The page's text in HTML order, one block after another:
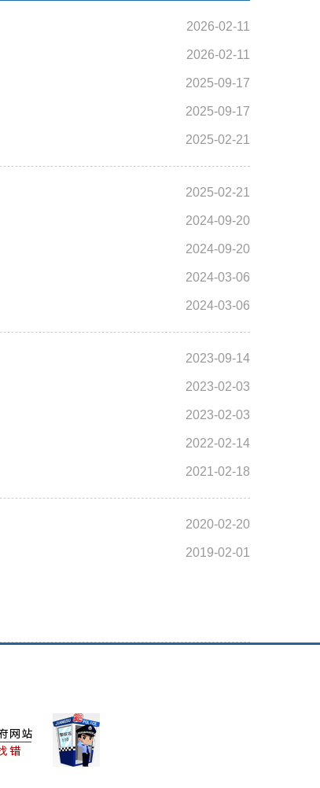
2026-02-11
2026-02-11
2025-09-17
2025-09-17
2025-02-21
2025-02-21
2024-09-20
2024-09-20
2024-03-06
2024-03-06
2023-09-14
2023-02-03
2023-02-03
2022-02-14
2021-02-18
2020-02-20
2019-02-01